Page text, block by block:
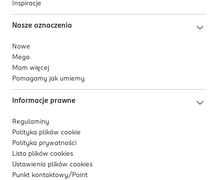
Inspiracje
Nasze oznaczenia
Nowe
Mega
Mam więcej
Pomagamy jak umiemy
Informacje prawne
Regulaminy
Polityka plików cookie
Polityka prywatności
Lista plików cookies
Ustawienia plików cookies
Punkt kontaktowy/ Point